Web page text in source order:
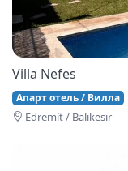
Villa Nefes
Апарт отель / Вилла
Edremi̇t / Balıkesir